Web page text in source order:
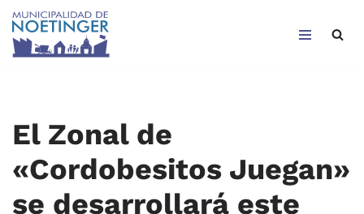
Saltar
El Zonal de
«Cordobesitos Juegan»
se desarrollará este